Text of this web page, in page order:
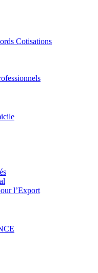
Cotisations
l’Export